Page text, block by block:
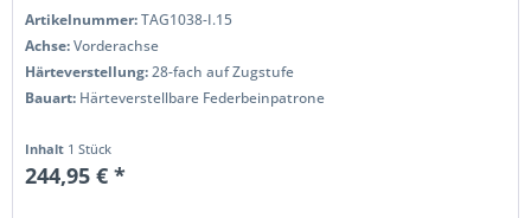
Artikelnummer:TAG1038-I.15
Achse:Vorderachse
Härteverstellung:28-fach auf Zugstufe
Bauart: Härteverstellbare Federbeinpatrone
Inhalt 1 Stück
244,95 € *